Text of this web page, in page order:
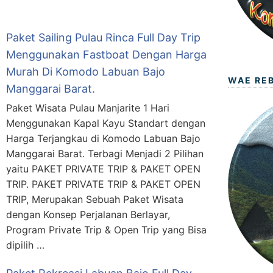
Paket Sailing Pulau Rinca Full Day Trip
Menggunakan Fastboat Dengan Harga
Murah Di Komodo Labuan Bajo
Manggarai Barat.
Paket Wisata Pulau Manjarite 1 Hari
Menggunakan Kapal Kayu Standart dengan
Harga Terjangkau di Komodo Labuan Bajo
Manggarai Barat. Terbagi Menjadi 2 Pilihan
yaitu PAKET PRIVATE TRIP & PAKET OPEN
TRIP. PAKET PRIVATE TRIP & PAKET OPEN
TRIP, Merupakan Sebuah Paket Wisata
dengan Konsep Perjalanan Berlayar,
Program Private Trip & Open Trip yang Bisa
dipilih …
WAE